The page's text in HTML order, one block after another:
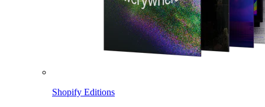
Shopify Editions